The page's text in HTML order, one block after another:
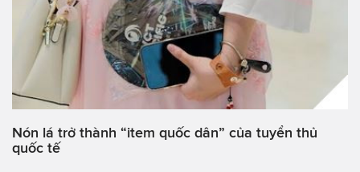
Nón lá trở thành “item quốc dân” của tuyển thủ
quốc tế